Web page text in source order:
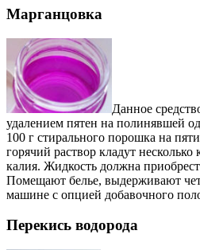
Марганцовка
Данное
удалением пятен на полинявшей
100 г стирального порошка на
горячий раствор кладут несколько
калия. Жидкость должна
Помещают белье, выдерживают
машине с опцией добавочного
Перекись водорода